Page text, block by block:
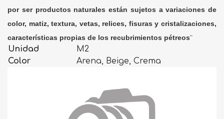
por ser productos naturales están sujetos a variaciones de
color, matiz, textura, vetas, relices, fisuras y cristalizaciones,
características propias de los recubrimientos pétreos"
Unidad
M2
Color
Arena, Beige, Crema